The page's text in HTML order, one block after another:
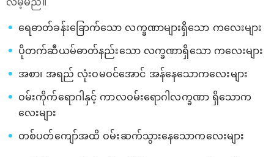
ရေဓာတ်ခန်းခြောက်သော လက္ခဏာများရှိသော ကလေးများ
ပိုတက်ဆီယမ်ဓာတ်နည်းသော လက္ခဏာရှိသော ကလေးများ
အစာ၊ အရည် လုံးဝမဝင်အောင် အန်နေသောကလေးများ
ဝမ်းကိုက်ရောဂါနှင့် ကာလဝမ်းရောဂါလက္ခဏာ ရှိသောက
လေးများ
တစ်ပတ်ကျော်အထိ ဝမ်းဆက်သွားနေသောကလေးများ